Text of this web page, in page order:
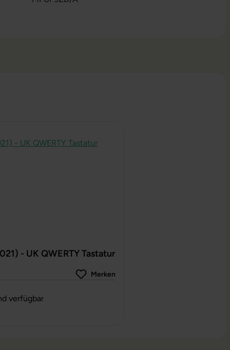
- UK QWERTY Tastatur
0 von 5 Sternen
Merken
verfügbar